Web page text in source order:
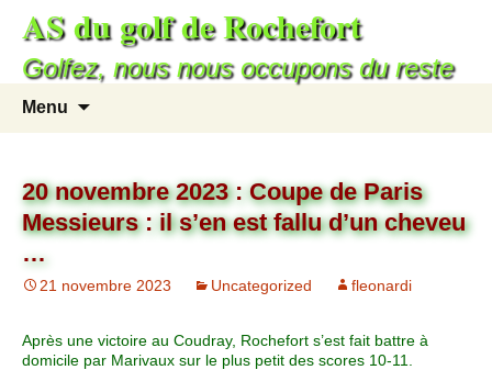
AS du golf de Rochefort
Golfez, nous nous occupons du reste
Menu
20 novembre 2023 : Coupe de Paris
Messieurs : il s’en est fallu d’un cheveu
…
21 novembre 2023 Uncategorized fleonardi
Après une victoire au Coudray, Rochefort s’est fait battre à
domicile par Marivaux sur le plus petit des scores 10-11.